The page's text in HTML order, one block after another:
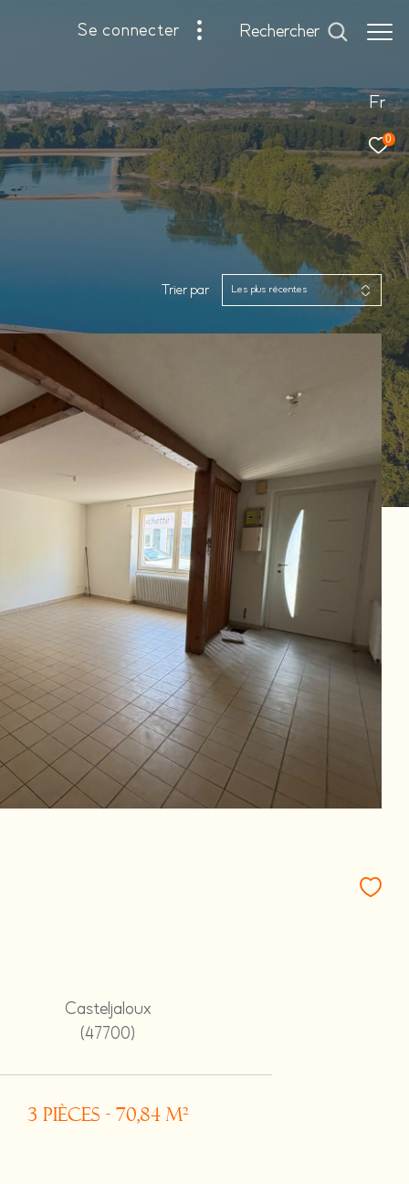
Fr
0
se connecter rechercher
Trier par Les plus récentes
Casteljaloux
(47700)
3 pièces - 70,84 m²